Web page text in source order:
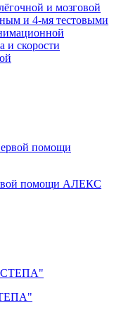
и мозговой
и 4-мя тестовыми
и скорости
помощи АЛЕКС